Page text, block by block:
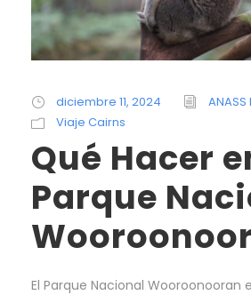
diciembre 11, 2024
ANASS
Viaje Cairns
Qué Hacer
Parque
El Parque Nacional Wooroonooran